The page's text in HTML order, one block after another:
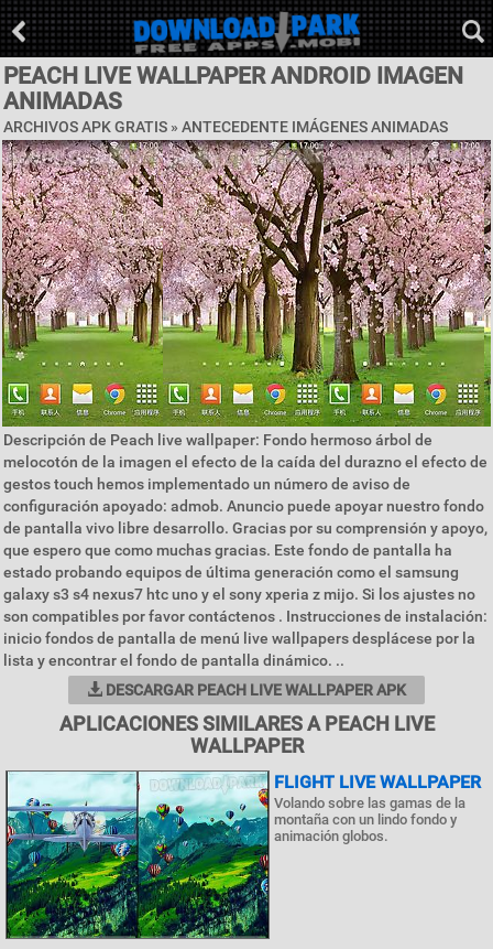
PEACH LIVE WALLPAPER ANDROID IMAGEN
ANIMADAS
ARCHIVOS APK GRATIS » ANTECEDENTE IMÁGENES ANIMADAS
Descripción de Peach live wallpaper: Fondo hermoso árbol de
melocotón de la imagen el efecto de la caída del durazno el efecto de
gestos touch hemos implementado un número de aviso de
configuración apoyado: admob. Anuncio puede apoyar nuestro fondo
de pantalla vivo libre desarrollo. Gracias por su comprensión y apoyo,
que espero que como muchas gracias. Este fondo de pantalla ha
estado probando equipos de última generación como el samsung
galaxy s3 s4 nexus7 htc uno y el sony xperia z mijo. Si los ajustes no
son compatibles por favor contáctenos . Instrucciones de instalación:
inicio fondos de pantalla de menú live wallpapers desplácese por la
lista y encontrar el fondo de pantalla dinámico. ..
DESCARGAR PEACH LIVE WALLPAPER APK
APLICACIONES SIMILARES A PEACH LIVE
WALLPAPER
FLIGHT LIVE WALLPAPER
Volando sobre las gamas de la
montaña con un lindo fondo y
animación globos.